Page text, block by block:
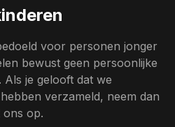
voor personen jonger
bewust geen persoonlijke
je gelooft dat we
verzameld, neem dan
ons op.